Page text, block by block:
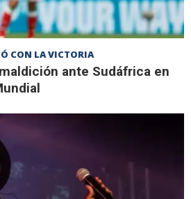
CON LA VICTORIA
ante Sudáfrica en